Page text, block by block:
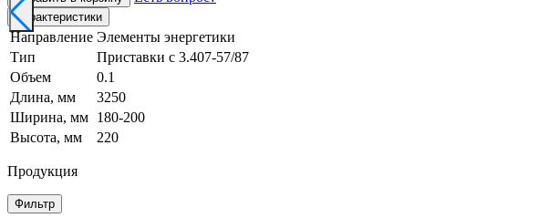
Характеристики
Направление Элементы энергетики
Тип
Приставки с 3.407-57/87
Объем
0.1
Длина, мм
3250
Ширина, мм 180-200
Высота, мм
220
Продукция
Фильтр